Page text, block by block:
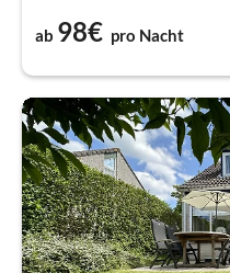
ab 98€ pro Nacht